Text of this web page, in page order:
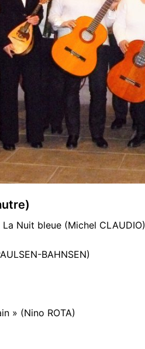
Nuit bleue (Michel CLAUDIO)
BAHNSEN)
» (Nino ROTA)